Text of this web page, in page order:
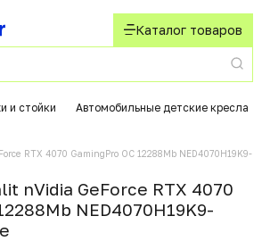
Каталог товаров
и стойки Автомобильные детские кресла
RTX 4070 GamingPro OC 12288Mb NED4070H19K9-
nVidia GeForce RTX 4070
NED4070H19K9-